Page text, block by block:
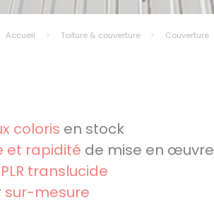
Accueil Toiture & couverture Couverture
coloris en stock
et rapidité de mise en œuvre
PLR translucide
sur-mesure